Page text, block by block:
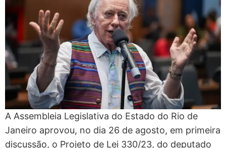
A Assembleia Legislativa do Estado do Rio de
Janeiro aprovou, no dia 26 de agosto, em primeira
discussão, o Projeto de Lei 330/23, do deputado